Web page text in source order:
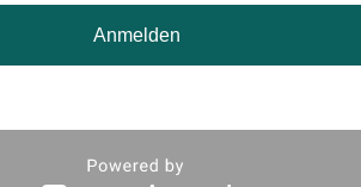
Anmelden